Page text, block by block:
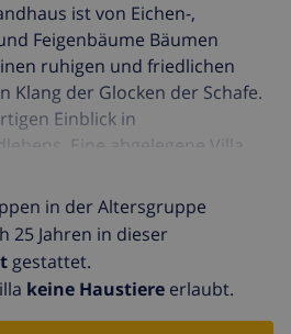
ist von Eichen-,
Feigenbäume Bäumen
ruhigen und friedlichen
Klang der Glocken der Schafe.
Einblick in
Eine abgelegene Villa,
Garten bietet insgesamt
Dieses schöne Anwesen trägt
ohne modernen Komfort.
befindet sich ein 20-
den Pool-Bereich. Diese Villa
Kindern.
in der Altersgruppe
25 Jahren in dieser
gestattet.
keine Haustiere erlaubt.